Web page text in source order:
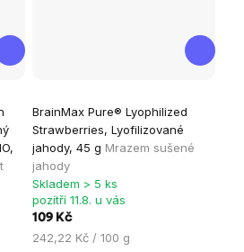
BrainMax Pure® Lyophilized
Strawberries, Lyofilizované
jahody, 45 g Mrazem sušené
jahody
hodnocení
produktu
je
5,0
z
5
Skladem > 5 ks
pozítří 11.8. u vás
109 Kč
Měrná
242,22 Kč / 100 g